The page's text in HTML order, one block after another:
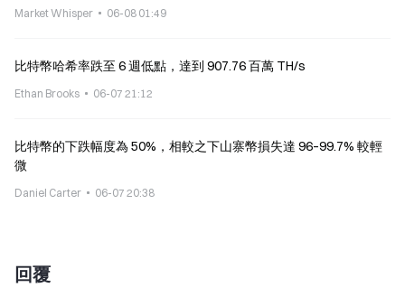
Market Whisper 06-08 01:49
比特幣哈希率跌至 6 週低點，達到 907.76 百萬 TH/s
Ethan Brooks 06-07 21:12
比特幣的下跌幅度為 50%，相較之下山寨幣損失達 96–99.7% 較輕
微
Daniel Carter 06-07 20:38
回覆